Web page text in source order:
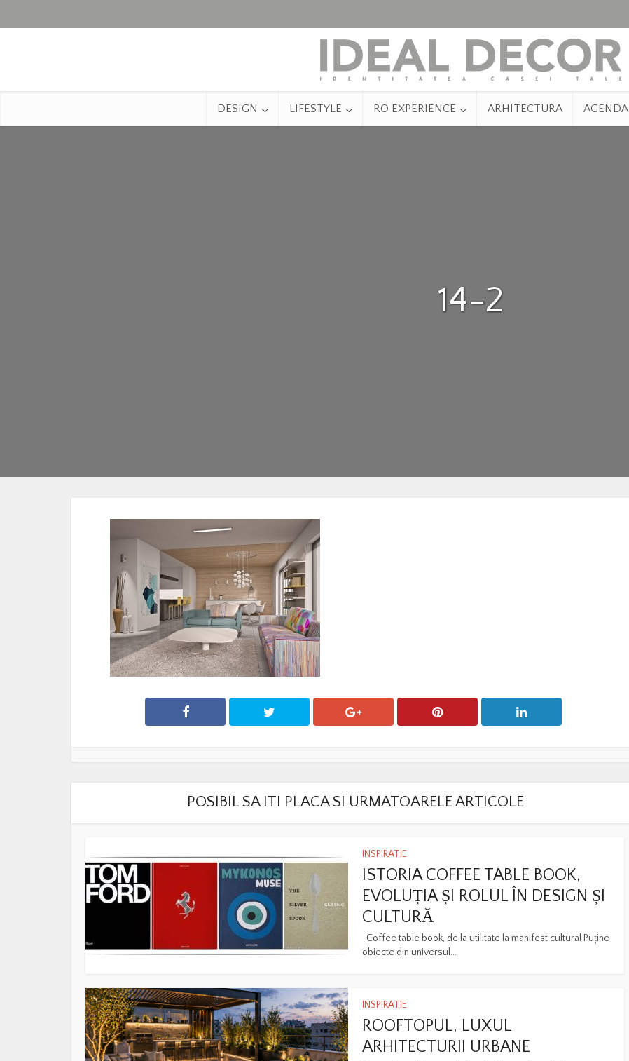
DESIGN LIFESTYLE RO EXPERIENCE ARHITECTURA AGENDA
14-2
POSIBIL SA ITI PLACA SI URMATOARELE ARTICOLE
INSPIRATIE
ISTORIA COFFEE TABLE BOOK,
EVOLUȚIA ȘI ROLUL ÎN DESIGN ȘI
CULTURĂ
Coffee table book, de la utilitate la manifest cultural Puține
obiecte din universul...
INSPIRATIE
ROOFTOPUL, LUXUL
ARHITECTURII URBANE